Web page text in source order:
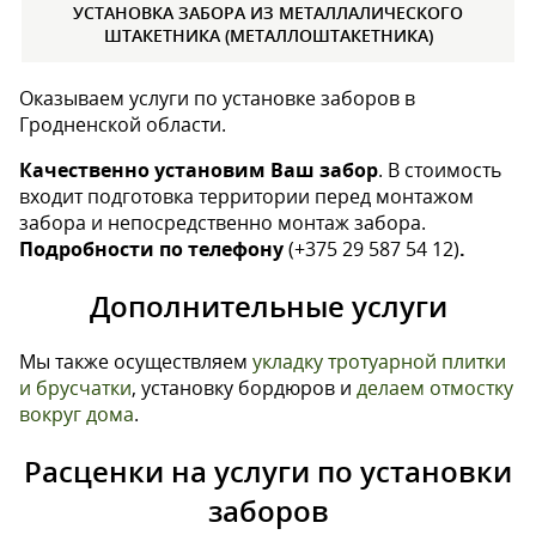
УСТАНОВКА ЗАБОРА ИЗ МЕТАЛЛАЛИЧЕСКОГО
ШТАКЕТНИКА (МЕТАЛЛОШТАКЕТНИКА)
Оказываем услуги по установке заборов в
Гродненской области.
Качественно установим Ваш забор. В стоимость
входит подготовка территории перед монтажом
забора и непосредственно монтаж забора.
Подробности по телефону(+375 29 587 54 12).
Дополнительные услуги
Мы также осуществляем укладку тротуарной плитки
и брусчатки, установку бордюров и делаем отмостку
вокруг дома.
Расценки на услуги по установки
заборов